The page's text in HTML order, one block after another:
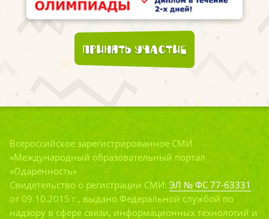
Принять участие
Всероссийское зарегистрированное СМИ
«Международный образовательный портал
«Одаренность»
Свидетельство о регистрации СМИ: ЭЛ № ФС 77-63331
от 09.10.2015 г., выдано Федеральной службой по
надзору в сфере связи, информационных технологий и